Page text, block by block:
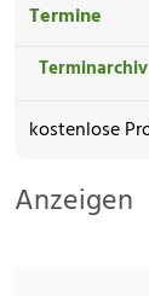
Termine
Terminarchiv
kostenlose
Anzeigen